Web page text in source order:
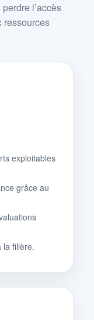
l’accès
ressources
exploitables
grâce au
la filière.